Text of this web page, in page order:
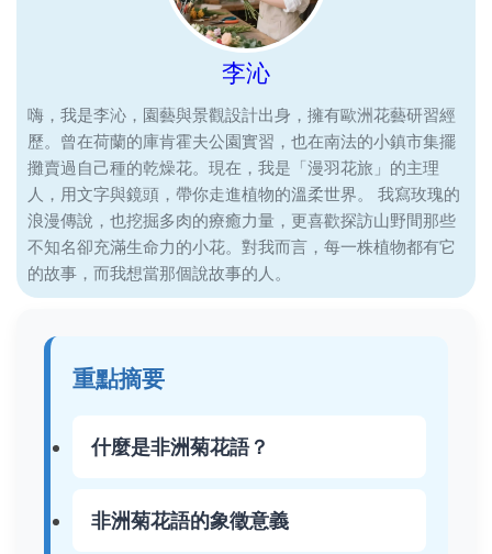
李沁
嗨，我是李沁，園藝與景觀設計出身，擁有歐洲花藝研習經
歷。曾在荷蘭的庫肯霍夫公園實習，也在南法的小鎮市集擺
攤賣過自己種的乾燥花。現在，我是「漫羽花旅」的主理
人，用文字與鏡頭，帶你走進植物的溫柔世界。 我寫玫瑰的
浪漫傳說，也挖掘多肉的療癒力量，更喜歡探訪山野間那些
不知名卻充滿生命力的小花。對我而言，每一株植物都有它
的故事，而我想當那個說故事的人。
重點摘要
什麼是非洲菊花語？
非洲菊花語的象徵意義